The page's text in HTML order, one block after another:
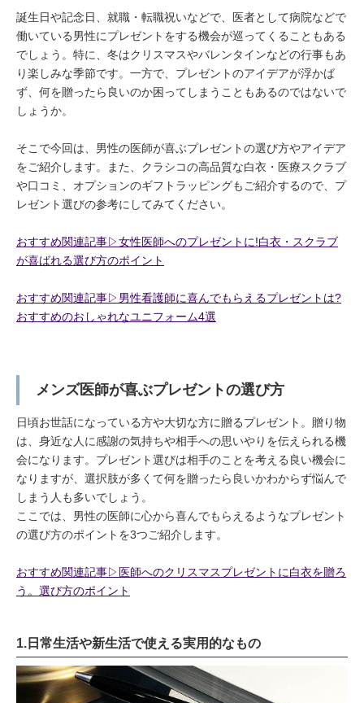
誕生日や記念日、就職・転職祝いなどで、医者として病院などで
働いている男性にプレゼントをする機会が巡ってくることもある
でしょう。特に、冬はクリスマスやバレンタインなどの行事もあ
り楽しみな季節です。一方で、プレゼントのアイデアが浮かば
ず、何を贈ったら良いのか困ってしまうこともあるのではないで
しょうか。
そこで今回は、男性の医師が喜ぶプレゼントの選び方やアイデア
をご紹介します。また、クラシコの高品質な白衣・医療スクラブ
や口コミ、オプションのギフトラッピングもご紹介するので、プ
レゼント選びの参考にしてみてください。
おすすめ関連記事▷女性医師へのプレゼントに!白衣・スクラブ
が喜ばれる選び方のポイント
おすすめ関連記事▷男性看護師に喜んでもらえるプレゼントは?
おすすめのおしゃれなユニフォーム4選
メンズ医師が喜ぶプレゼントの選び方
日頃お世話になっている方や大切な方に贈るプレゼント。贈り物
は、身近な人に感謝の気持ちや相手への思いやりを伝えられる機
会になります。プレゼント選びは相手のことを考える良い機会に
なりますが、選択肢が多くて何を贈ったら良いかわからず悩んで
しまう人も多いでしょう。
ここでは、男性の医師に心から喜んでもらえるようなプレゼント
の選び方のポイントを3つご紹介します。
おすすめ関連記事▷医師へのクリスマスプレゼントに白衣を贈ろ
う。選び方のポイント
1.日常生活や新生活で使える実用的なもの